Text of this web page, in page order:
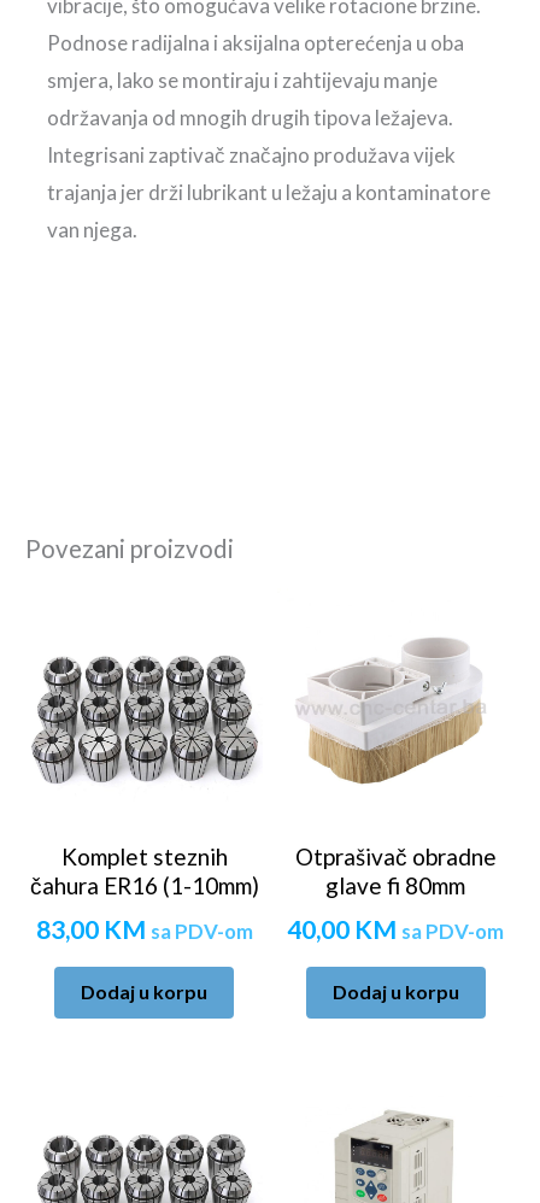
vibracije, što omogućava velike rotacione brzine.
Podnose radijalna i aksijalna opterećenja u oba
smjera, lako se montiraju i zahtijevaju manje
održavanja od mnogih drugih tipova ležajeva.
Integrisani zaptivač značajno produžava vijek
trajanja jer drži lubrikant u ležaju a kontaminatore
van njega.
Povezani proizvodi
Komplet steznih
čahura ER16 (1-10mm)
83,00 KM sa PDV-om
Dodaj u korpu
Otprašivač obradne
glave fi 80mm
40,00 KM sa PDV-om
Dodaj u korpu